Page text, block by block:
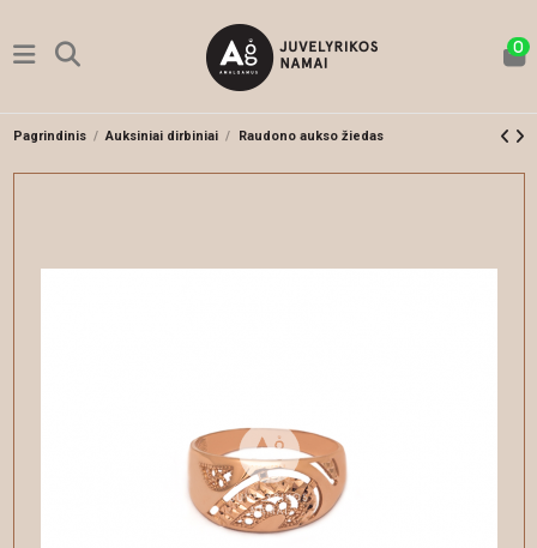
0
Pagrindinis Auksiniai dirbiniai Raudono aukso žiedas